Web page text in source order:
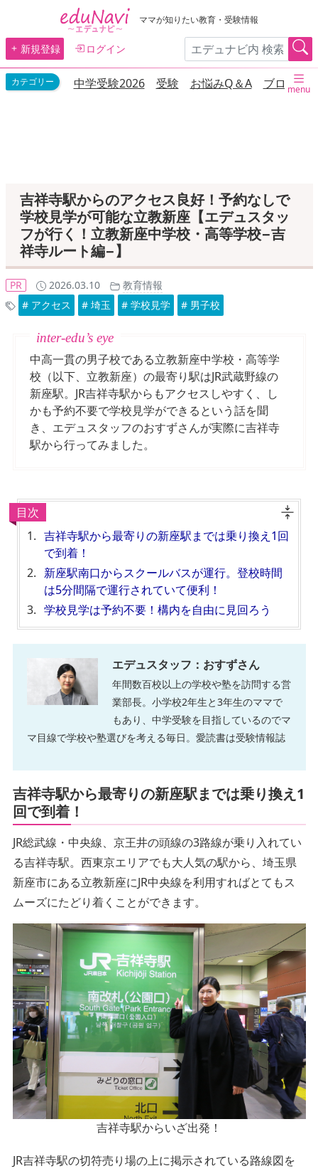
ママが知りたい教育・受験情報
新規登録 ログイン
中学受験2026 受験 お悩みQ＆A ブログmenu
吉祥寺駅からのアクセス良好！予約なしで
学校見学が可能な立教新座【エデュスタッ
フが行く！立教新座中学校・高等学校−吉
祥寺ルート編−】
PR 2026.03.10
教育情報
# アクセス
# 埼玉 # 学校見学 # 男子校
中高一貫の男子校である立教新座中学校・高等学
校（以下、立教新座）の最寄り駅はJR武蔵野線の
新座駅。JR吉祥寺駅からもアクセスしやすく、し
かも予約不要で学校見学ができるという話を聞
き、エデュスタッフのおすずさんが実際に吉祥寺
駅から行ってみました。
目次
吉祥寺駅から最寄りの新座駅までは乗り換え1回
で到着！
新座駅南口からスクールバスが運行。登校時間
は5分間隔で運行されていて便利！
学校見学は予約不要！構内を自由に見回ろう
エデュスタッフ：おすずさん
年間数百校以上の学校や塾を訪問する営
業部長。小学校2年生と3年生のママで
もあり、中学受験を目指しているのでマ
マ目線で学校や塾選びを考える毎日。愛読書は受験情報誌
吉祥寺駅から最寄りの新座駅までは乗り換え1
回で到着！
JR総武線・中央線、京王井の頭線の3路線が乗り入れてい
る吉祥寺駅。西東京エリアでも大人気の駅から、埼玉県
新座市にある立教新座にJR中央線を利用すればとてもス
ムーズにたどり着くことができます。
吉祥寺駅からいざ出発！
JR吉祥寺駅の切符売り場の上に掲示されている路線図を